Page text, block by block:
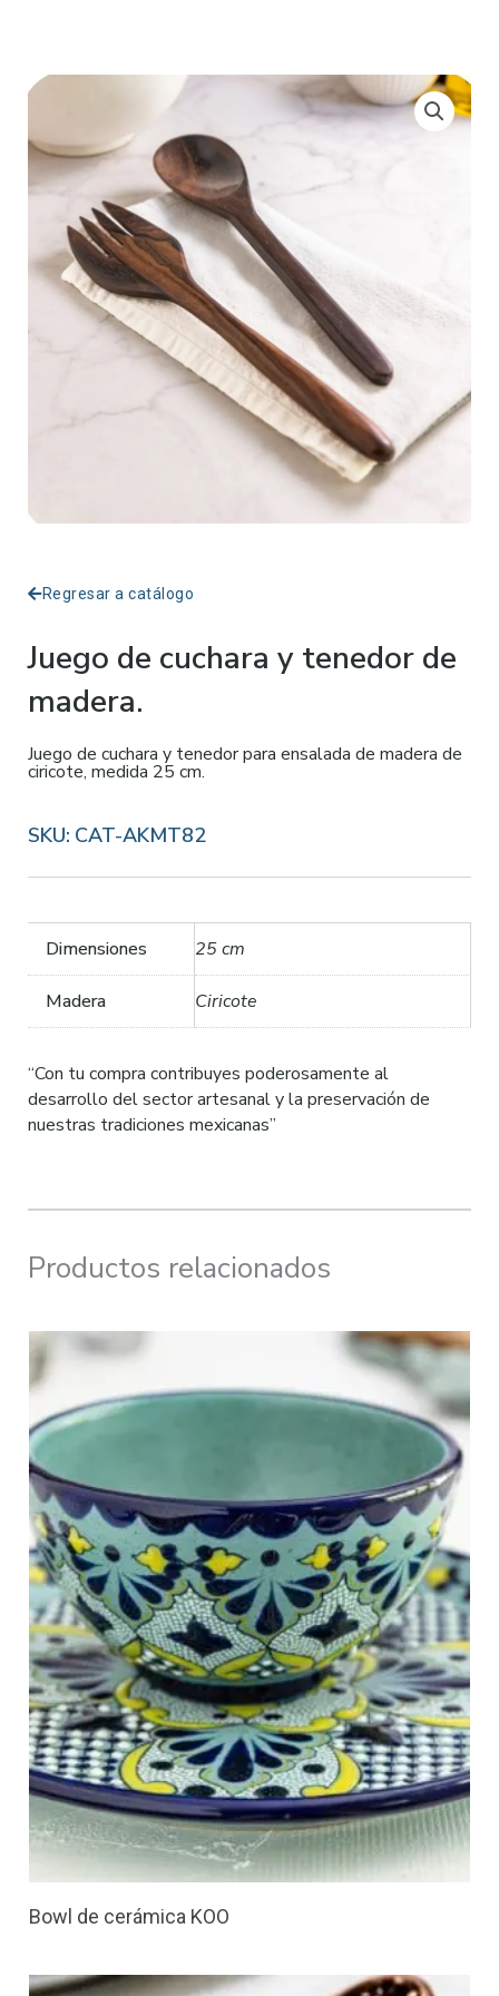
Regresar a catálogo
Juego de cuchara y tenedor de
madera.
Juego de cuchara y tenedor para ensalada de madera de
ciricote, medida 25 cm.
SKU: CAT-AKMT82
Dimensiones 25 cm
Madera Ciricote
“Con tu compra contribuyes poderosamente al
desarrollo del sector artesanal y la preservación de
nuestras tradiciones mexicanas”
Productos relacionados
Bowl de cerámica KOO